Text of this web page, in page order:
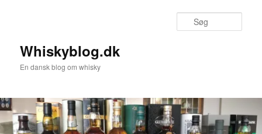
Whiskyblog.dk
En dansk blog om whisky